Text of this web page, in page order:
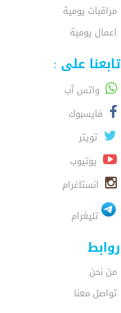
مراقبات يومية
اعمال يومية
تابعنا على :
واتس آب
فايسبوك
تويتر
يوتيوب
انستاغرام
تليغرام
روابط
من نحن
تواصل معنا